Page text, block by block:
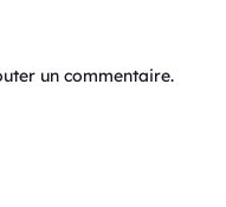
un commentaire.